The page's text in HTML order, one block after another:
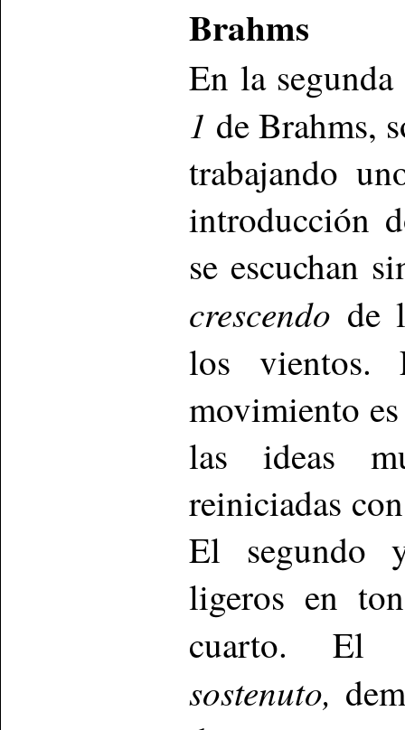
Brahms
En la
1 de Brahms,
trabajando
introducción
se escuchan
crescendo de
los
movimiento
las ideas
reiniciadas
El segundo
ligeros en
cuarto. El
sostenuto,